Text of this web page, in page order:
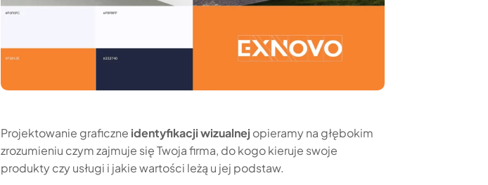
Projektowanie graficzne identyfikacji wizualnej opieramy na głębokim
zrozumieniu czym zajmuje się Twoja firma, do kogo kieruje swoje
produkty czy usługi i jakie wartości leżą u jej podstaw.